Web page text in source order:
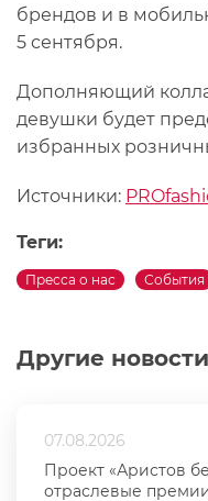
Другие новости
07.08.2026
Проект «Аристов
отраслевые
брендов и в
5 сентября.
Дополняющий
девушки будет
избранных
Источники:
Теги:
Пресса о нас События